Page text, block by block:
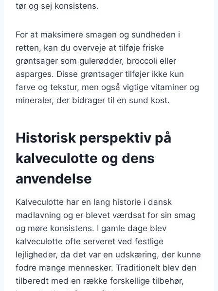
tør og sej konsistens.
For at maksimere smagen og sundheden i
retten, kan du overveje at tilføje friske
grøntsager som gulerødder, broccoli eller
asparges. Disse grøntsager tilføjer ikke kun
farve og tekstur, men også vigtige vitaminer og
mineraler, der bidrager til en sund kost.
Historisk perspektiv på
kalveculotte og dens
anvendelse
Kalveculotte har en lang historie i dansk
madlavning og er blevet værdsat for sin smag
og møre konsistens. I gamle dage blev
kalveculotte ofte serveret ved festlige
lejligheder, da det var en udskæring, der kunne
fodre mange mennesker. Traditionelt blev den
tilberedt med en række forskellige tilbehør,